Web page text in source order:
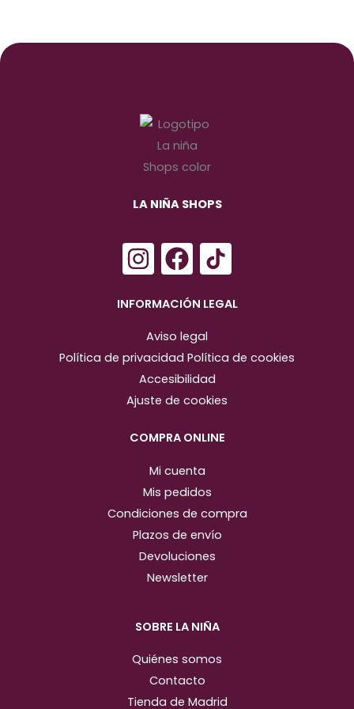
LA NIÑA SHOPS
I
n
s
a
g
r
m
F
a
c
e
b
o
o
INFORMACIÓN LEGAL
Aviso legal
Política de privacidad Política de cookies
Accesibilidad
Ajuste de cookies
COMPRA ONLINE
Mi cuenta
Mis pedidos
Condiciones de compra
Plazos de envío
Devoluciones
Newsletter
SOBRE LA NIÑA
Quiénes somos
Contacto
Tienda de Madrid